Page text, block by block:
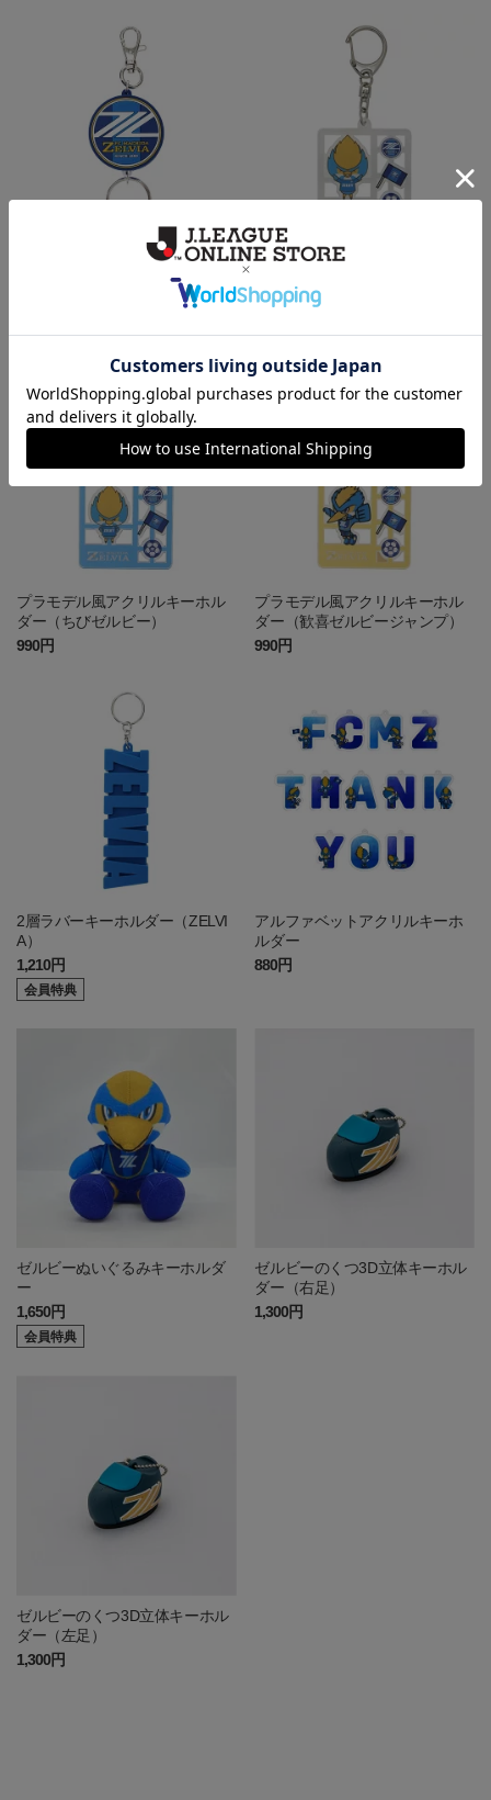
ラバーリールキーホルダー
プラモデル風アクリルキーホル
990円
プラモデル風アクリルキーホル
ダー（ちびゼルビー）
990円
プラモデル風アクリルキーホル
ダー（歓喜ゼルビージャンプ）
990円
2層ラバーキーホルダー（ZELVI
A）
1,210円
会員特典
アルファベットアクリルキーホ
ルダー
880円
ゼルビーぬいぐるみキーホルダ
ー
1,650円
会員特典
ゼルビーのくつ3D立体キーホル
ダー（右足）
1,300円
ゼルビーのくつ3D立体キーホル
ダー（左足）
1,300円